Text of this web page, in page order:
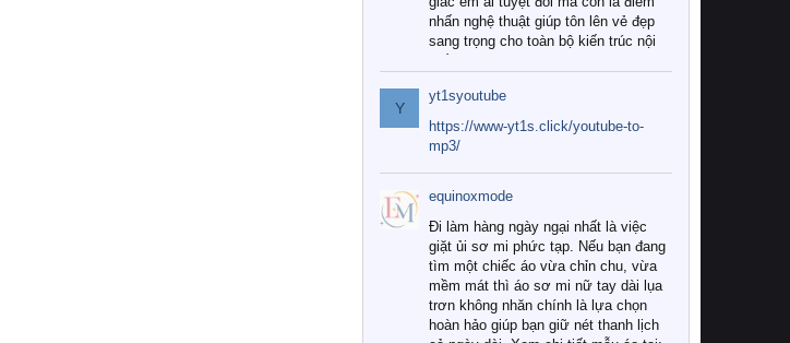
nhấn nghệ thuật giúp tôn lên vẻ đẹp
sang trọng cho toàn bộ kiến trúc nội
Tuy nhiên, giữa thị trường đa dạng
với vô vàn thương hiệu và mẫu mã
như hiện nay, làm thế nào để chọn
được những bộ chăn ga gối đệm cao
cấp thực sự chất lượng, phù hợp với
khí hậu và nhu cầu sử dụng của gia
đình? Hãy cùng chúng tôi đi tìm lời
giải đáp chi tiết qua bài viết dưới đây.
1. Tại sao các gia đình hiện đại lại ưa
chuộng chăn ga gối đệm cao cấp?
Khác với các dòng sản phẩm thông
Y
yt1syoutube
https://www-yt1s.click/youtube-to-
mp3/
equinoxmode
Đi làm hàng ngày ngại nhất là việc
giặt ủi sơ mi phức tạp. Nếu bạn đang
tìm một chiếc áo vừa chỉn chu, vừa
mềm mát thì áo sơ mi nữ tay dài lụa
trơn không nhăn chính là lựa chọn
hoàn hảo giúp bạn giữ nét thanh lịch